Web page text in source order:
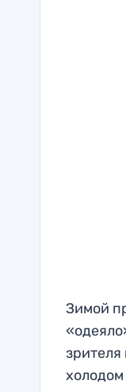
Зимой
зрителя